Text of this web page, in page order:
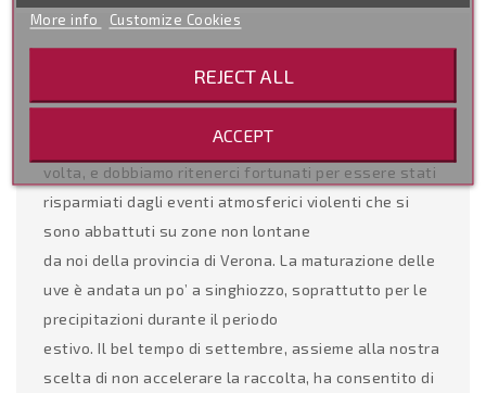
DESCRIZIONE
Il 2021 non è stato certo un anno fortunato, lo
sappiamo: la pandemia, gli uragani, la grandine. La
natura ha però saputo stupirci anche questa
volta, e dobbiamo ritenerci fortunati per essere stati
risparmiati dagli eventi atmosferici violenti che si
sono abbattuti su zone non lontane
da noi della provincia di Verona. La maturazione delle
uve è andata un po’ a singhiozzo, soprattutto per le
precipitazioni durante il periodo
estivo. Il bel tempo di settembre, assieme alla nostra
scelta di non accelerare la raccolta, ha consentito di
More info Customize Cookies
REJECT ALL
ACCEPT